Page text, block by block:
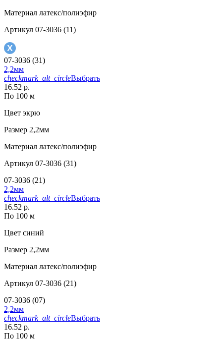
Материал латекс/полиэфир
Артикул 07-3036 (11)
07-3036 (31)
2,2мм
checkmark_alt_circleВыбрать
16.52 р.
По 100 м
Цвет экрю
Размер 2,2мм
Материал латекс/полиэфир
Артикул 07-3036 (31)
07-3036 (21)
2,2мм
checkmark_alt_circleВыбрать
16.52 р.
По 100 м
Цвет синий
Размер 2,2мм
Материал латекс/полиэфир
Артикул 07-3036 (21)
07-3036 (07)
2,2мм
checkmark_alt_circleВыбрать
16.52 р.
По 100 м